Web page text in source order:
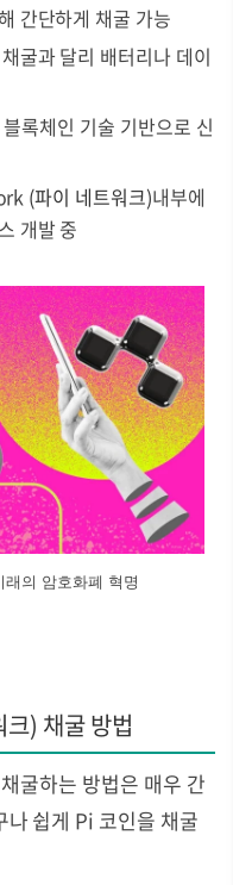
간단하게 채굴 가능
굴과 달리 배터리나 데이
블록체인 기술 기반으로 신
(파이 네트워크)내부에
개발 중
의 암호화폐 혁명
) 채굴 방법
채굴하는 방법은 매우 간
쉽게 Pi 코인을 채굴